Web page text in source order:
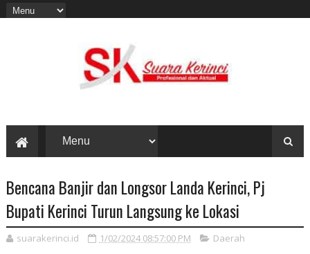
Bencana Banjir dan Longsor Landa Kerinci, Pj
Bupati Kerinci Turun Langsung ke Lokasi
suarakerinci.id 1/02/2024 08:57:00 PM Daerah